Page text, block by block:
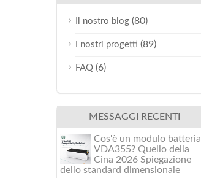
Il nostro blog (80)
I nostri progetti (89)
FAQ (6)
MESSAGGI RECENTI
Cos'è un modulo batteria
VDA355? Quello della
Cina 2026 Spiegazione
dello standard dimensionale